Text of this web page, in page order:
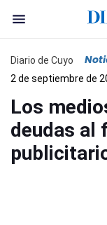
Diario de Cuyo
2 de septiembre de
Los
deudas al